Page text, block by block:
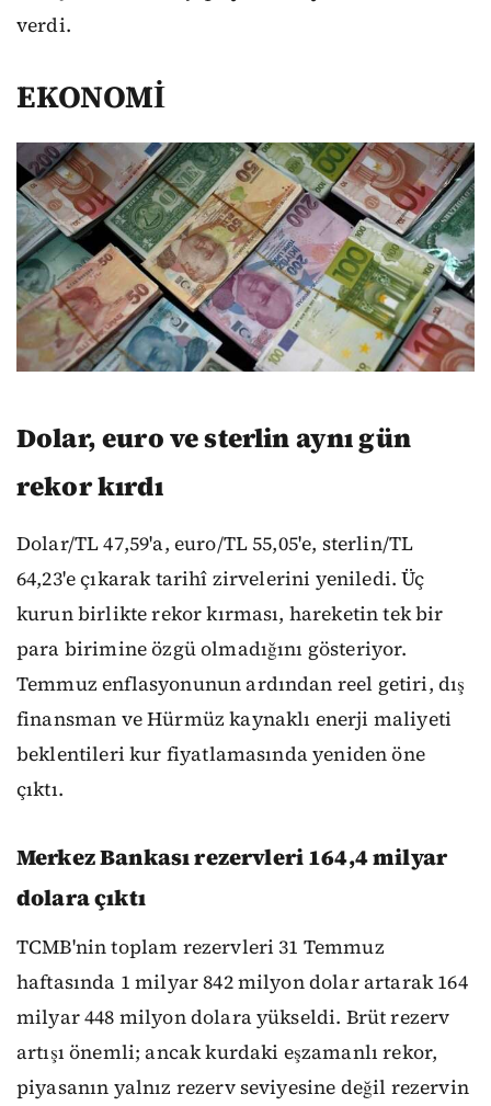
verdi.
EKONOMİ
Dolar, euro ve sterlin aynı gün
rekor kırdı
Dolar/TL 47,59'a, euro/TL 55,05'e, sterlin/TL
64,23'e çıkarak tarihî zirvelerini yeniledi. Üç
kurun birlikte rekor kırması, hareketin tek bir
para birimine özgü olmadığını gösteriyor.
Temmuz enflasyonunun ardından reel getiri, dış
finansman ve Hürmüz kaynaklı enerji maliyeti
beklentileri kur fiyatlamasında yeniden öne
çıktı.
Merkez Bankası rezervleri 164,4 milyar
dolara çıktı
TCMB'nin toplam rezervleri 31 Temmuz
haftasında 1 milyar 842 milyon dolar artarak 164
milyar 448 milyon dolara yükseldi. Brüt rezerv
artışı önemli; ancak kurdaki eşzamanlı rekor,
piyasanın yalnız rezerv seviyesine değil rezervin